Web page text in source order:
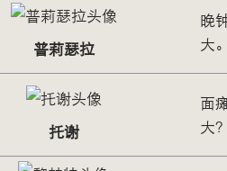
普莉瑟拉
晚
大。
托谢
面
大？